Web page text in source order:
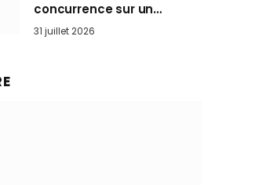
concurrence sur un
marché où personne ne
l’attendait
31 juillet 2026